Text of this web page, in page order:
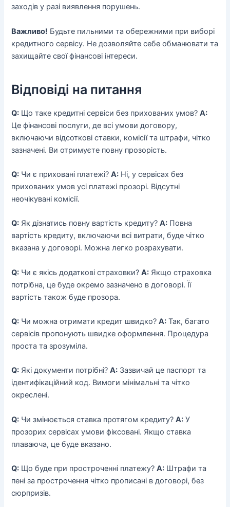
заходів у разі виявлення порушень.
Важливо! Будьте пильними та обережними при виборі
кредитного сервісу. Не дозволяйте себе обманювати та
захищайте свої фінансові інтереси.
Відповіді на питання
Q: Що таке кредитні сервіси без прихованих умов?A:
Це фінансові послуги, де всі умови договору,
включаючи відсоткові ставки, комісії та штрафи, чітко
зазначені. Ви отримуєте повну прозорість.
Q: Чи є приховані платежі?A: Ні, у сервісах без
прихованих умов усі платежі прозорі. Відсутні
неочікувані комісії.
Q: Як дізнатись повну вартість кредиту?A: Повна
вартість кредиту, включаючи всі витрати, буде чітко
вказана у договорі. Можна легко розрахувати.
Q: Чи є якісь додаткові страховки?A: Якщо страховка
потрібна, це буде окремо зазначено в договорі. Її
вартість також буде прозора.
Q: Чи можна отримати кредит швидко?A: Так, багато
сервісів пропонують швидке оформлення. Процедура
проста та зрозуміла.
Q: Які документи потрібні?A: Зазвичай це паспорт та
ідентифікаційний код. Вимоги мінімальні та чітко
окреслені.
Q: Чи змінюється ставка протягом кредиту?A: У
прозорих сервісах умови фіксовані. Якщо ставка
плаваюча, це буде вказано.
Q: Що буде при простроченні платежу?A: Штрафи та
пені за прострочення чітко прописані в договорі, без
сюрпризів.